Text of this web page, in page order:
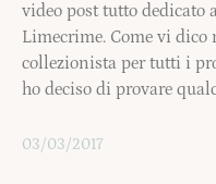
video post tutto dedicato
Limecrime. Come vi
collezionista per tutti i
ho deciso di provare
03/03/2017